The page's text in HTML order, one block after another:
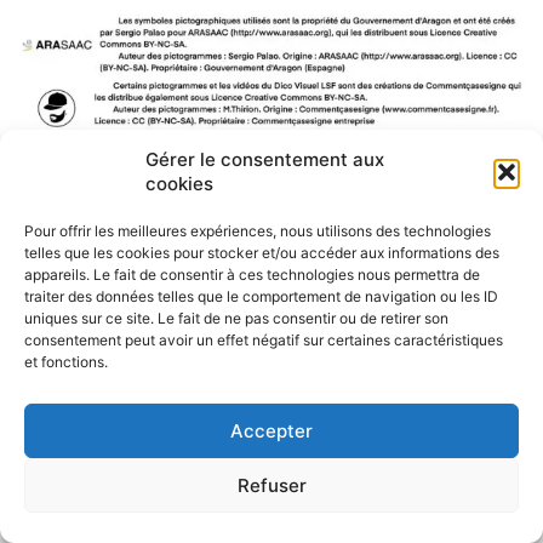
Gérer le consentement aux
cookies
Pour offrir les meilleures expériences, nous utilisons des technologies
telles que les cookies pour stocker et/ou accéder aux informations des
appareils. Le fait de consentir à ces technologies nous permettra de
traiter des données telles que le comportement de navigation ou les ID
uniques sur ce site. Le fait de ne pas consentir ou de retirer son
consentement peut avoir un effet négatif sur certaines caractéristiques
et fonctions.
Accepter
Refuser
c
e
b
o
o
k
W
a
t
s
A
p
p
s
s
e
n
g
e
r
t
a
g
e
r